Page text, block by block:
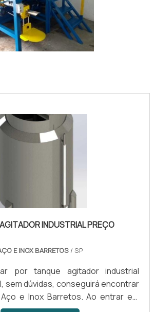
INDUSTRIAL PREÇO
E INOX BARRETOS/ SP
por tanque agitador industrial
sem dúvidas, conseguirá encontrar
e Inox Barretos. Ao entrar em
que mais se destaca no